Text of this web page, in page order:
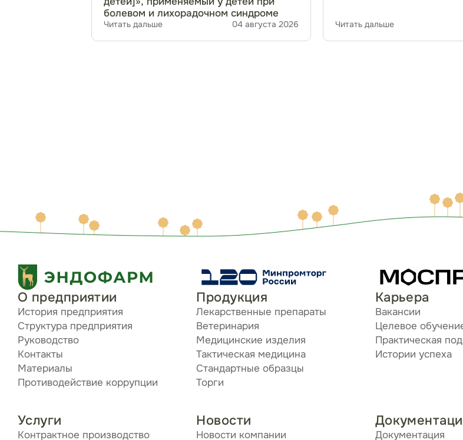
болевом и лихорадочном синдроме
Читать дальше 04 августа 2026 Читать дальше
О предприятии
История предприятия
Структура предприятия
Руководство
Контакты
Материалы
Противодействие коррупции
Продукция
Лекарственные препараты
Ветеринария
Медицинские изделия
Тактическая медицина
Стандартные образцы
Торги
Карьера
Вакансии
Целевое
Практическая
Истории успеха
Услуги
Контрактное производство
Новости
Новости компании Документация